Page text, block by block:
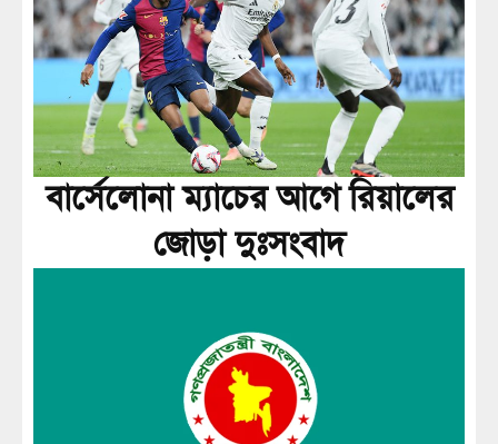
বার্সেলোনা ম্যাচের আগে রিয়ালের
জোড়া দুঃসংবাদ